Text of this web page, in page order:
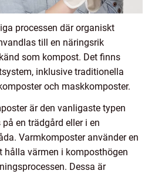
processen där organiskt
till en näringsrik
som kompost. Det finns
inklusive traditionella
och maskkomposter.
är den vanligaste typen
en trädgård eller i en
Varmkomposter använder en
hålla värmen i komposthögen
Dessa är